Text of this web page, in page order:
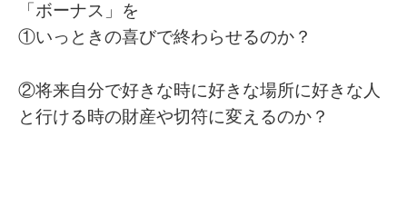
「ボーナス」を
①いっときの喜びで終わらせるのか？
②将来自分で好きな時に好きな場所に好きな人
と行ける時の財産や切符に変えるのか？